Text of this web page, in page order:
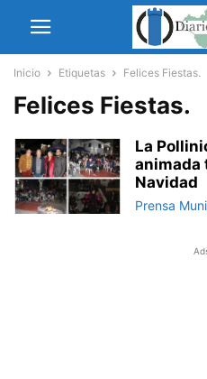
Inicio Etiquetas Felices Fiestas.
Felices Fiestas.
La
animada
Navidad
Prensa